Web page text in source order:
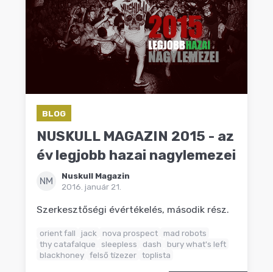
BLOG
NUSKULL MAGAZIN 2015 - az
év legjobb hazai nagylemezei
NM
Nuskull Magazin
2016. január 21.
Szerkesztőségi évértékelés, második rész.
orient fall jack nova prospect mad robots
thy catafalque
sleepless dash
bury what's left
blackhoney felső tízezer toplista